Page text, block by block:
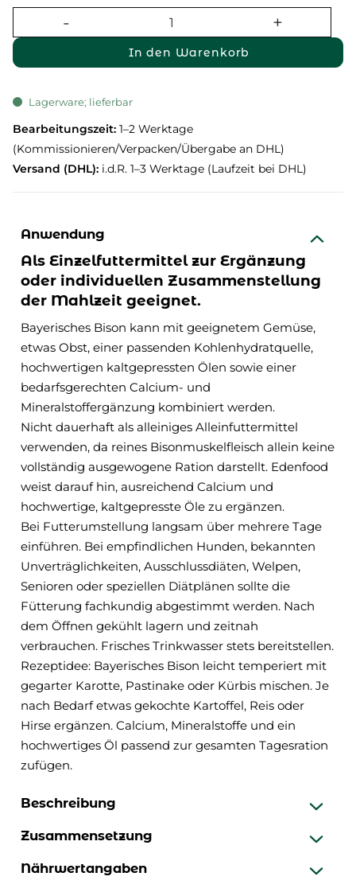
In den Warenkorb
Lagerware; lieferbar
Bearbeitungszeit: 1–2 Werktage
(Kommissionieren/Verpacken/Übergabe an DHL)
Versand (DHL): i.d.R. 1–3 Werktage (Laufzeit bei DHL)
Anwendung
Als Einzelfuttermittel zur Ergänzung
oder individuellen Zusammenstellung
der Mahlzeit geeignet.
Bayerisches Bison kann mit geeignetem Gemüse,
etwas Obst, einer passenden Kohlenhydratquelle,
hochwertigen kaltgepressten Ölen sowie einer
bedarfsgerechten Calcium- und
Mineralstoffergänzung kombiniert werden.
Nicht dauerhaft als alleiniges Alleinfuttermittel
verwenden, da reines Bisonmuskelfleisch allein keine
vollständig ausgewogene Ration darstellt. Edenfood
weist darauf hin, ausreichend Calcium und
hochwertige, kaltgepresste Öle zu ergänzen.
Bei Futterumstellung langsam über mehrere Tage
einführen. Bei empfindlichen Hunden, bekannten
Unverträglichkeiten, Ausschlussdiäten, Welpen,
Senioren oder speziellen Diätplänen sollte die
Fütterung fachkundig abgestimmt werden. Nach
dem Öffnen gekühlt lagern und zeitnah
verbrauchen. Frisches Trinkwasser stets bereitstellen.
Rezeptidee: Bayerisches Bison leicht temperiert mit
gegarter Karotte, Pastinake oder Kürbis mischen. Je
nach Bedarf etwas gekochte Kartoffel, Reis oder
Hirse ergänzen. Calcium, Mineralstoffe und ein
hochwertiges Öl passend zur gesamten Tagesration
zufügen.
Beschreibung
Zusammensetzung
Nährwertangaben